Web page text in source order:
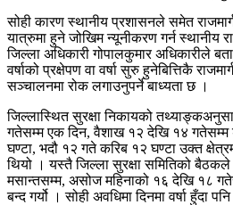
सोही कारण स्थानीय प्रशासनले समेत
यात्रुमा हुने जोखिम न्यूनीकरण गर्न स्थानीय
जिल्ला अधिकारी गोपालकुमार अधिकारीले
वर्षाको प्रक्षेपण वा वर्षा सुरु हुनेबित्तिकै
सञ्चालनमा रोक लगाउनुपर्ने बाध्यता छ ।
जिल्लास्थित सुरक्षा निकायको
गतेसम्म एक दिन, वैशाख १२ देखि १४
घण्टा, भदौ १२ गते करिब १२ घण्टा उक्त
थियो । यस्तै जिल्ला सुरक्षा समितिको
मसान्तसम्म, असोज महिनाको १६ देखि १८
बन्द गर्यो । सोही अवधिमा दिनमा वर्षा हुँदा